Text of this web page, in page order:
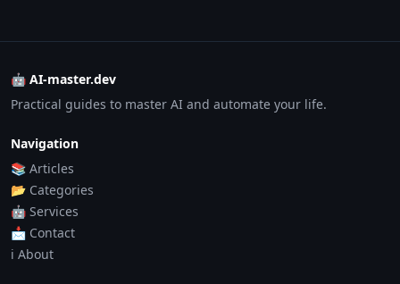
🤖 AI-master.dev
Practical guides to master AI and automate your life.
Navigation
📚 Articles
📂 Categories
🤖 Services
📩 Contact
ℹ️ About